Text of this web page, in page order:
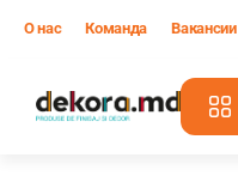
О нас Команда Вакансии